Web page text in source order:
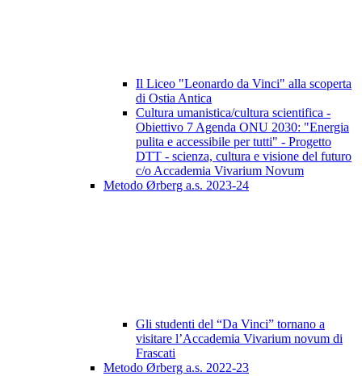
Il Liceo "Leonardo da Vinci" alla scoperta
di Ostia Antica
Cultura umanistica/cultura scientifica -
Obiettivo 7 Agenda ONU 2030: "Energia
pulita e accessibile per tutti" - Progetto
DTT - scienza, cultura e visione del futuro
c/o Accademia Vivarium Novum
Metodo Ørberg a.s. 2023-24
Gli studenti del “Da Vinci” tornano a
visitare l’Accademia Vivarium novum di
Frascati
Metodo Ørberg a.s. 2022-23